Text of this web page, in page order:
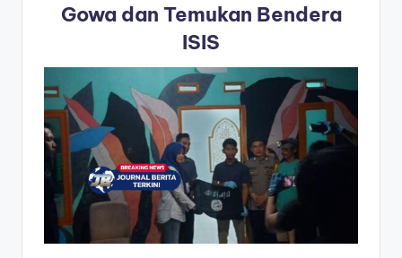
Gowa dan Temukan Bendera
ISIS